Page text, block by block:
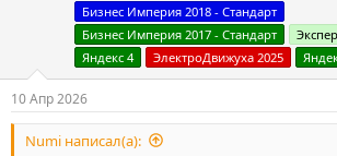
Бизнес Империя 2018 - Стандарт
Бизнес Империя 2017 - Стандарт
Яндекс 4
ЭлектроДвижуха 2025
10 Апр 2026
Numi написал(а):